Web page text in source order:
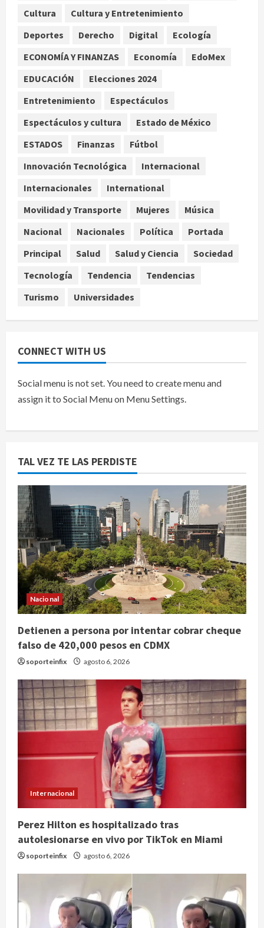
autolesionarse en vivo por TikTok
agosto 6, 2026
Aficionado encara a Mikel Arriola en
vuelo y exige regreso del ascenso
4
Salud
Sectores obrero y empresarial
piden al IMSS nuevo hospital en
agosto 6, 2026
Nacional
Falla en sistema Booster de El
de Tijuana
Cultura
Cultura y Entretenimiento
Deportes
Derecho Digital
Ecología
ECONOMÍA Y FINANZAS
Economía
EdoMex
EDUCACIÓN
Elecciones 2024
Entretenimiento
Espectáculos
Espectáculos y cultura
Estado de México
ESTADOS
Finanzas
Fútbol
Innovación Tecnológica
Internacional
Internacionales
International
Movilidad y Transporte
Mujeres
Música
Nacional
Nacionales Política
Portada
Principal
Salud Salud y Ciencia
Sociedad
Tecnología
Tendencia
Tendencias
Turismo
Universidades
CONNECT WITH US
Social menu is not set. You need to create menu and
assign it to Social Menu on Menu Settings.
TAL VEZ TE LAS PERDISTE
Nacional
Detienen a persona por intentar cobrar cheque
falso de 420,000 pesos en CDMX
soporteinfix agosto 6, 2026
Internacional
Perez Hilton es hospitalizado tras
autolesionarse en vivo por TikTok en Miami
soporteinfix agosto 6, 2026